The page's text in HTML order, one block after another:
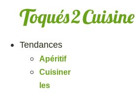
Tendances
Apéritif
Cuisiner
les